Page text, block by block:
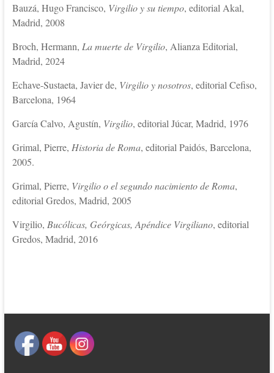
Bauzá, Hugo Francisco, Virgilio y su tiempo, editorial Akal,
Madrid, 2008
Broch, Hermann, La muerte de Virgilio, Alianza Editorial,
Madrid, 2024
Echave-Sustaeta, Javier de, Virgilio y nosotros, editorial Cefiso,
Barcelona, 1964
García Calvo, Agustín, Virgilio, editorial Júcar, Madrid, 1976
Grimal, Pierre, Historia de Roma, editorial Paidós, Barcelona,
2005.
Grimal, Pierre, Virgilio o el segundo nacimiento de Roma,
editorial Gredos, Madrid, 2005
Virgilio, Bucólicas, Geórgicas, Apéndice Virgiliano, editorial
Gredos, Madrid, 2016